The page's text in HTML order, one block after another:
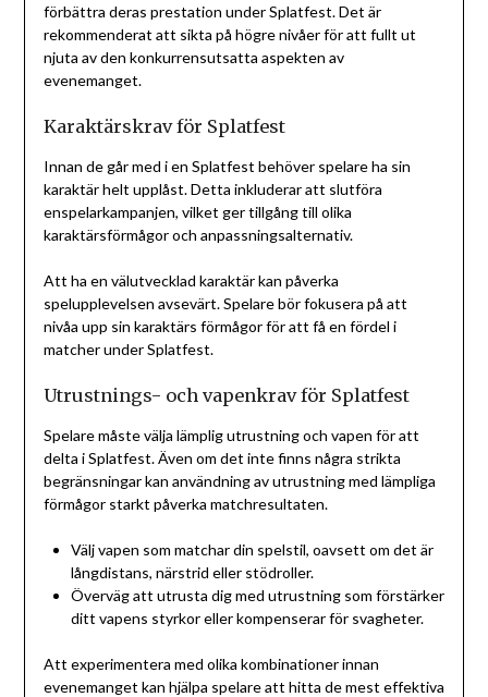
förbättra deras prestation under Splatfest. Det är
rekommenderat att sikta på högre nivåer för att fullt ut
njuta av den konkurrensutsatta aspekten av
evenemanget.
Karaktärskrav för Splatfest
Innan de går med i en Splatfest behöver spelare ha sin
karaktär helt upplåst. Detta inkluderar att slutföra
enspelarkampanjen, vilket ger tillgång till olika
karaktärsförmågor och anpassningsalternativ.
Att ha en välutvecklad karaktär kan påverka
spelupplevelsen avsevärt. Spelare bör fokusera på att
nivåa upp sin karaktärs förmågor för att få en fördel i
matcher under Splatfest.
Utrustnings- och vapenkrav för Splatfest
Spelare måste välja lämplig utrustning och vapen för att
delta i Splatfest. Även om det inte finns några strikta
begränsningar kan användning av utrustning med lämpliga
förmågor starkt påverka matchresultaten.
Välj vapen som matchar din spelstil, oavsett om det är
långdistans, närstrid eller stödroller.
Överväg att utrusta dig med utrustning som förstärker
ditt vapens styrkor eller kompenserar för svagheter.
Att experimentera med olika kombinationer innan
evenemanget kan hjälpa spelare att hitta de mest effektiva